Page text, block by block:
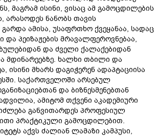
მაგრამ ისინი, ვისაც ამ გამოცდილების
არასოდეს ნანობს თავის
ამისა, უსაფრთხო ქვეყანაა, სადაც
და პეიზაჟების მრავალფეროვნებაა,
და ძველი ქალაქებიდან
მდინარეებზე. ხალხი თბილი და
ისინი მხარს დაგიჭერენ ადაპტაციისა
საქართველოში არსებულ
და ბიზნესმენებთან
ამიტომ თქვენი აკადემიური
განვითარდეს პროფესიულ
პრაქტიკული გამოცდილებით.
აქვს ძალიან ლამაზი კამპუსი,